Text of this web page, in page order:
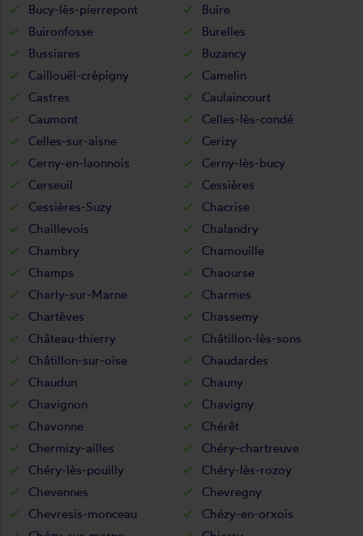
Bucy-lès-pierrepont
Buire
Buironfosse
Burelles
Bussiares
Buzancy
Caillouël-crépigny
Camelin
Castres
Caulaincourt
Caumont
Celles-lès-condé
Celles-sur-aisne
Cerizy
Cerny-en-laonnois
Cerny-lès-bucy
Cerseuil
Cessières
Cessières-Suzy
Chacrise
Chaillevois
Chalandry
Chambry
Chamouille
Champs
Chaourse
Charly-sur-Marne
Charmes
Chartèves
Chassemy
Château-thierry
Châtillon-lès-sons
Châtillon-sur-oise
Chaudardes
Chaudun
Chauny
Chavignon
Chavigny
Chavonne
Chérêt
Chermizy-ailles
Chéry-chartreuve
Chéry-lès-pouilly
Chéry-lès-rozoy
Chevennes
Chevregny
Chevresis-monceau
Chézy-en-orxois